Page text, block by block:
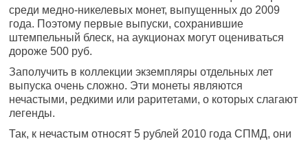
среди медно-никелевых монет, выпущенных до 2009
года. Поэтому первые выпуски, сохранившие
штемпельный блеск, на аукционах могут оцениваться
дороже 500 руб.
Заполучить в коллекции экземпляры отдельных лет
выпуска очень сложно. Эти монеты являются
нечастыми, редкими или раритетами, о которых слагают
легенды.
Так, к нечастым относят 5 рублей 2010 года СПМД, они